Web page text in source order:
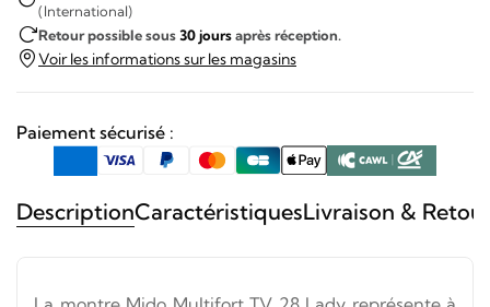
Multifort
TV
Lady
(International)
Retour possible sous30 joursaprès réception.
Voir les informations sur les magasins
Paiement sécurisé :
DescriptionCaractéristiquesLivraison &